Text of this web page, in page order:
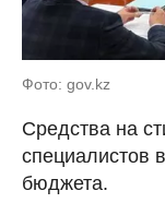
Фото: gov.kz
Средства на
специалистов
бюджета.